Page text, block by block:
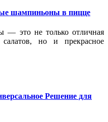
шампиньоны в пицце
— это не только отличная
но и прекрасное
Решение для